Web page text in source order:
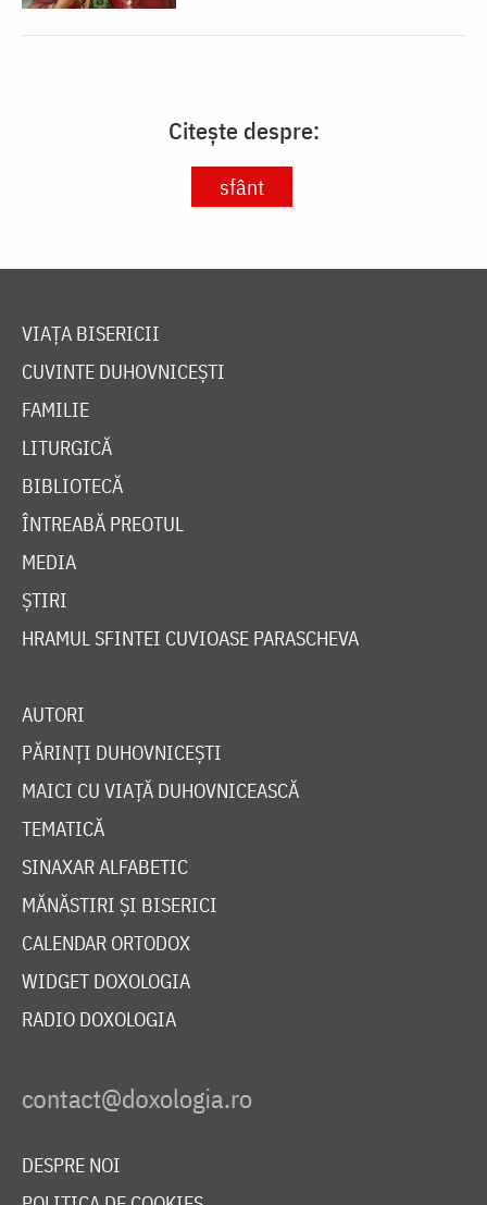
Citește despre:
sfânt
VIAȚA BISERICII
CUVINTE DUHOVNICEȘTI
FAMILIE
LITURGICĂ
BIBLIOTECĂ
ÎNTREABĂ PREOTUL
MEDIA
ȘTIRI
HRAMUL SFINTEI CUVIOASE PARASCHEVA
AUTORI
PĂRINȚI DUHOVNICEȘTI
MAICI CU VIAȚĂ DUHOVNICEASCĂ
TEMATICĂ
SINAXAR ALFABETIC
MĂNĂSTIRI ȘI BISERICI
CALENDAR ORTODOX
WIDGET DOXOLOGIA
RADIO DOXOLOGIA
DESPRE NOI